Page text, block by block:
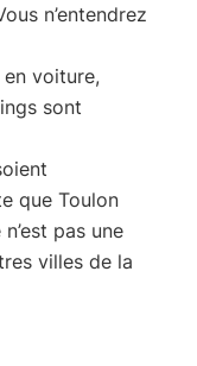
n’entendrez
voiture,
sont
que Toulon
pas une
villes de la